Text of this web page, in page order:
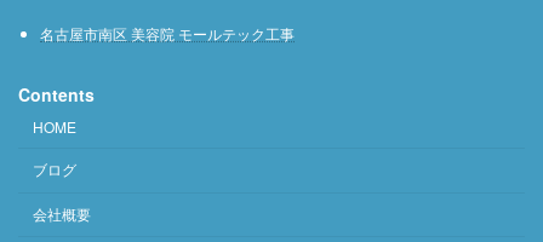
名古屋市南区 美容院 モールテック工事
Contents
HOME
ブログ
会社概要